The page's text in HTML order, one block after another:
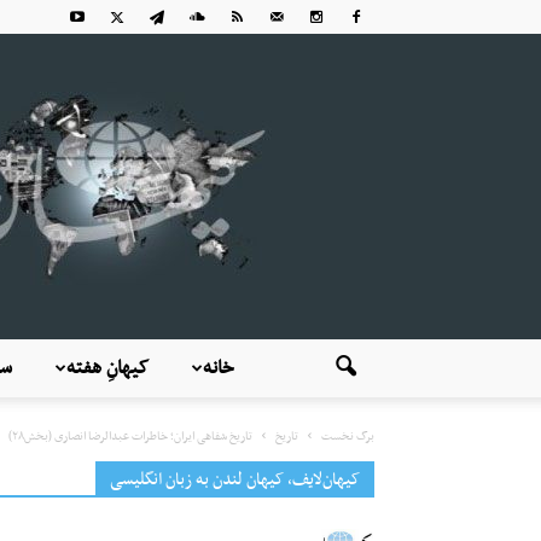
کیهانِ هفته خانه
برگ نخست تاریخ تاریخ شفاهی ایران؛ خاطرات عبدالرضا انصاری (بخش۲۸)
کیهان‌لایف، کیهان لندن به زبان انگلیسی